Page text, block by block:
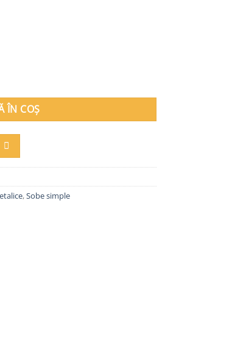
kg, 76 cm x 46 cm x 38 cm
ÎN COȘ
,Sobe simple